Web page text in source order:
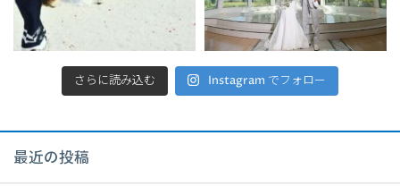
さらに読み込む Instagram でフォロー
最近の投稿